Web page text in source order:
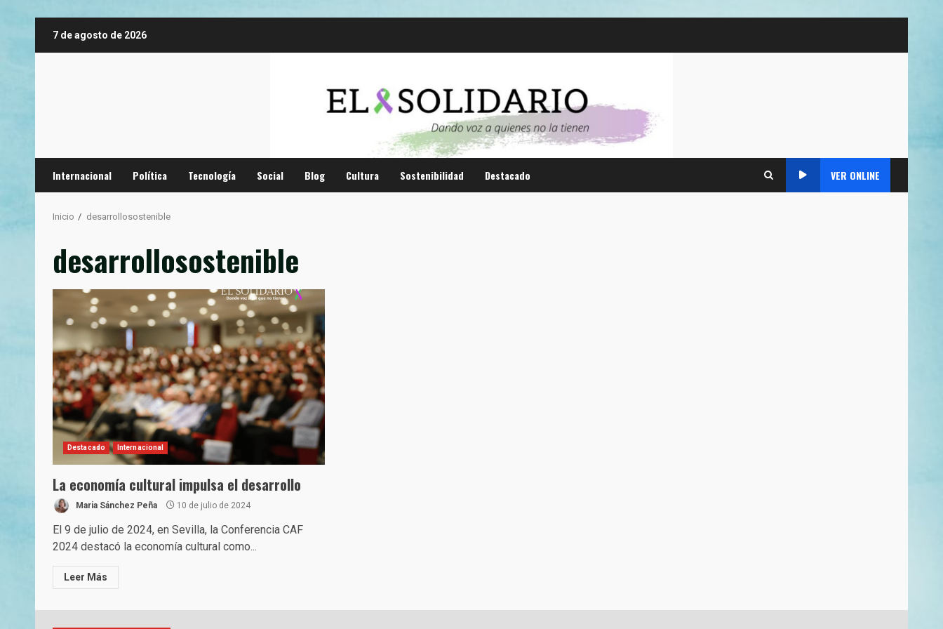
7 de agosto de 2026
Internacional Política Tecnología Social Blog Cultura Sostenibilidad Destacado VER ONLINE
Inicio desarrollosostenible
desarrollosostenible
Destacado Internacional
La economía cultural impulsa el desarrollo
Maria Sánchez Peña 10 de julio de 2024
El 9 de julio de 2024, en Sevilla, la Conferencia CAF
2024 destacó la economía cultural como...
Leer Más